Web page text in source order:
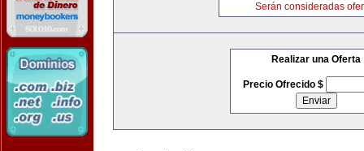
Serán consideradas
Realizar una Oferta
Precio Ofrecido $